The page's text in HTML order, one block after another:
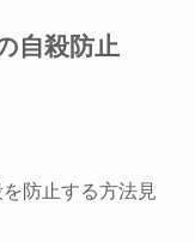
自殺防止
防止する方法見